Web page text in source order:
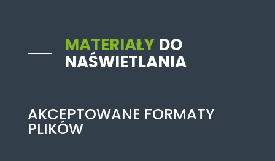
MATERIAŁYDO
NAŚWIETLANIA
AKCEPTOWANE FORMATY
PLIKÓW